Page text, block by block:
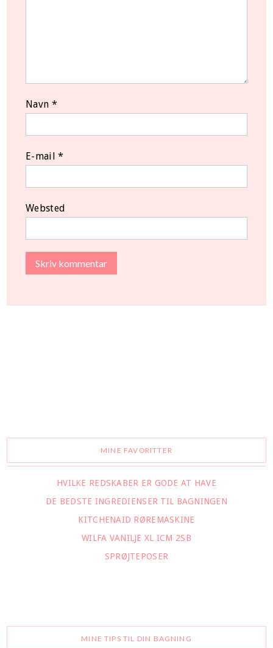
Navn *
E-mail*
Websted
MINE FAVORITTER
HVILKE REDSKABER ER GODE AT HAVE
DE BEDSTE INGREDIENSER TIL BAGNINGEN
KITCHENAID RØREMASKINE
WILFA VANILJE XL ICM 2SB
SPRØJTEPOSER
MINE TIPS TIL DIN BAGNING